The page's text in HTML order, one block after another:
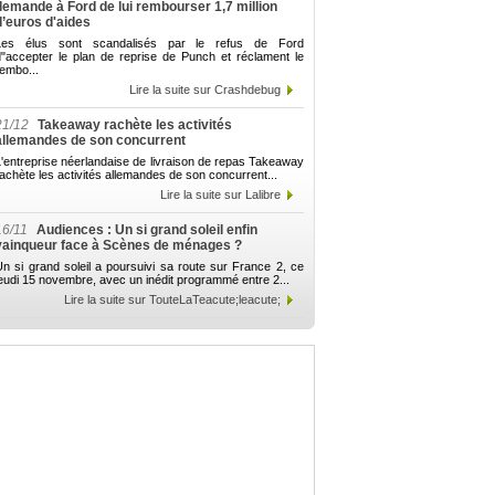
à Ford de lui rembourser 1,7 million
d'aides
élus sont scandalisés par le refus de Ford
le plan de reprise de Punch et réclament le
Lire la suite sur Crashdebug
12 Takeaway rachète les activités
de son concurrent
néerlandaise de livraison de repas Takeaway
les activités allemandes de son concurrent...
Lire la suite sur Lalibre
11
Audiences : Un si grand soleil enfin
face à Scènes de ménages ?
si grand soleil a poursuivi sa route sur France 2, ce
15 novembre, avec un inédit programmé entre 2...
Lire la suite sur TouteLaTeacute;leacute;